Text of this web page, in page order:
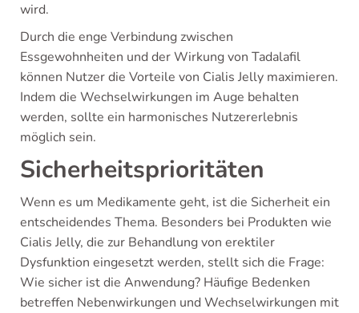
wird.
Durch die enge Verbindung zwischen
Essgewohnheiten und der Wirkung von Tadalafil
können Nutzer die Vorteile von Cialis Jelly maximieren.
Indem die Wechselwirkungen im Auge behalten
werden, sollte ein harmonisches Nutzererlebnis
möglich sein.
Sicherheitsprioritäten
Wenn es um Medikamente geht, ist die Sicherheit ein
entscheidendes Thema. Besonders bei Produkten wie
Cialis Jelly, die zur Behandlung von erektiler
Dysfunktion eingesetzt werden, stellt sich die Frage:
Wie sicher ist die Anwendung? Häufige Bedenken
betreffen Nebenwirkungen und Wechselwirkungen mit